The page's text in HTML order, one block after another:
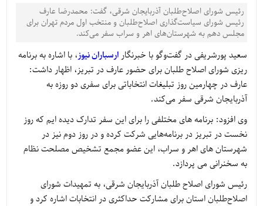
رئیس شورای اصلاح‌طلبان آذربایجان شرقی، گفت: محمدرضا عارف
رئیس شورای سیاست‌گذاری اصلاح‌طلبان و منتخب اول مردم تهران برای
مجلس دهم به شهرستان‌های اهر و سراب سفر می‌کند.
سعید پورشریفی در گفت‌وگو با خبرنگارارسباران نیوز، با اشاره به برنامه
ریزی شورای اصلاح طلبان برای حضور عارف در تبریز، اظهار داشت:
عارف در چهارمین روز تبلیغات انتخاباتی برای سفری دو روزه به
آذربایجان شرقی سفر می‌کند.
وی افزود: برنامه های مختلفی را برای این سفر تدارک دیده ایم که روز
نخست در تبریز در برنامه‌هایی شرکت کرده و در روز دوم نیز در
شهرستان های اهر و سراب، این عضو مجمع تشخیص مصلحت نظام
به سخنرانی می پردازد.
رئیس شورای اصلاح طلبان آذربایجان شرقی، به تمهیدات شورای
اصلاح‌طلبان استان برای مشارکت حداکثری در انتخابات اشاره کرد و